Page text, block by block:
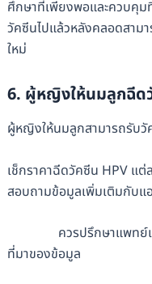
ศึกษาที่เพียงพอและควบคุม
วัคซีนไปแล้วหลังคลอดสาม
ใหม่
6. ผู้หญิงให้นมลูกฉีด
ผู้หญิงให้นมลูกสามารถรับวั
เช็กราคาฉีดวัคซีน HPV แต่
สอบถามข้อมูลเพิ่มเติมกับแ
ควรปรึกษาแพทย์
ที่มาของข้อมูล